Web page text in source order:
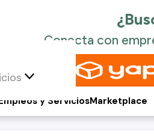
y ServiciosMarketplace